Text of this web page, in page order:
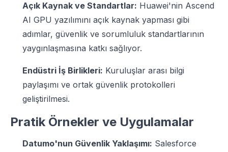
Açık Kaynak ve Standartlar: Huawei'nin Ascend
AI GPU yazılımını açık kaynak yapması gibi
adımlar, güvenlik ve sorumluluk standartlarının
yaygınlaşmasına katkı sağlıyor.
Endüstri İş Birlikleri: Kuruluşlar arası bilgi
paylaşımı ve ortak güvenlik protokolleri
geliştirilmesi.
Pratik Örnekler ve Uygulamalar
Datumo'nun Güvenlik Yaklaşımı: Salesforce